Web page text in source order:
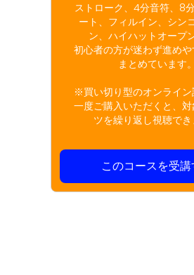
ストローク、4分音符、8
ート、フィルイン、シン
ン、ハイハットオープ
初心者の方が迷わず進め
まとめています。
※買い切り型のオンライン
一度ご購入いただくと、
ツを繰り返し視聴でき
このコースを受講